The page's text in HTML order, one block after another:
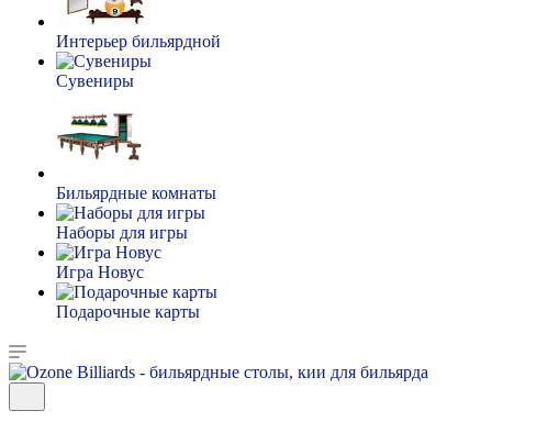
Интерьер бильярдной
Сувениры
Бильярдные комнаты
Наборы для игры
Игра Новус
Подарочные карты